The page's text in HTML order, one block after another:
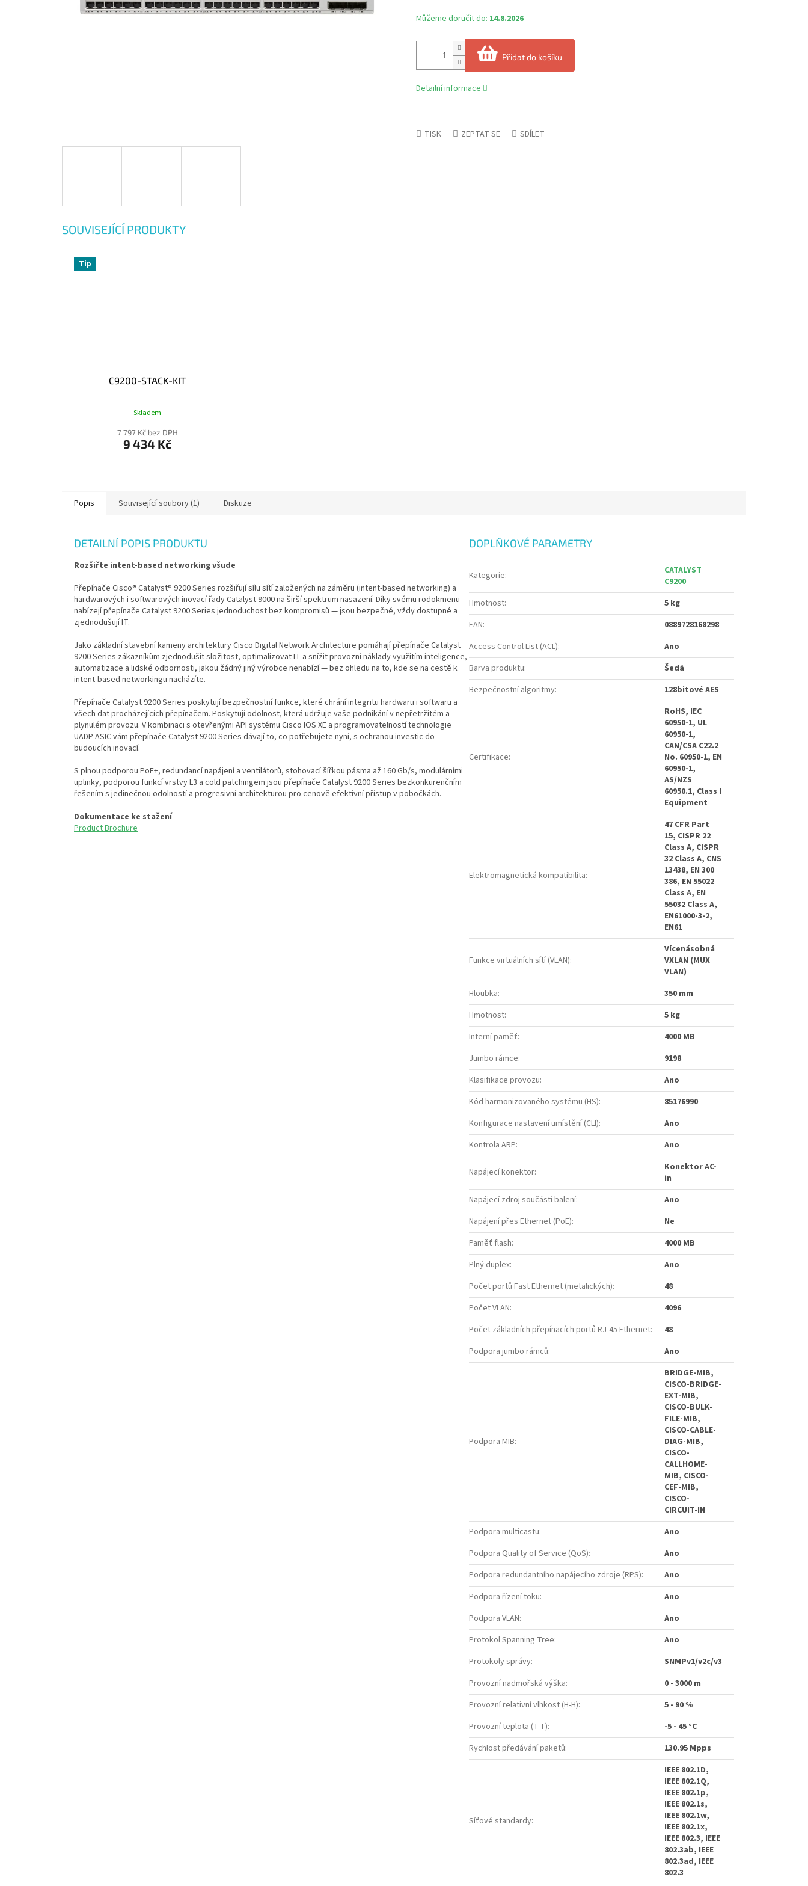
Můžeme doručit do: 14.8.2026
Přidat do košíku
Detailní informace
TISK ZEPTAT SE SDÍLET
SOUVISEJÍCÍ PRODUKTY
Tip
C9200-STACK-KIT
Skladem
7 797 Kč bez DPH
9 434 Kč
Popis Související soubory (1) Diskuze
DETAILNÍ POPIS PRODUKTU
Rozšiřte intent-based networking všude
Přepínače Cisco® Catalyst® 9200 Series rozšiřují sílu sítí založených na záměru (intent-based networking) a
hardwarových i softwarových inovací řady Catalyst 9000 na širší spektrum nasazení. Díky svému rodokmenu
nabízejí přepínače Catalyst 9200 Series jednoduchost bez kompromisů — jsou bezpečné, vždy dostupné a
zjednodušují IT.
Jako základní stavební kameny architektury Cisco Digital Network Architecture pomáhají přepínače Catalyst
9200 Series zákazníkům zjednodušit složitost, optimalizovat IT a snížit provozní náklady využitím inteligence,
automatizace a lidské odbornosti, jakou žádný jiný výrobce nenabízí — bez ohledu na to, kde se na cestě k
intent-based networkingu nacházíte.
Přepínače Catalyst 9200 Series poskytují bezpečnostní funkce, které chrání integritu hardwaru i softwaru a
všech dat procházejících přepínačem. Poskytují odolnost, která udržuje vaše podnikání v nepřetržitém a
plynulém provozu. V kombinaci s otevřenými API systému Cisco IOS XE a programovatelností technologie
UADP ASIC vám přepínače Catalyst 9200 Series dávají to, co potřebujete nyní, s ochranou investic do
budoucích inovací.
S plnou podporou PoE+, redundancí napájení a ventilátorů, stohovací šířkou pásma až 160 Gb/s, modulárními
uplinky, podporou funkcí vrstvy L3 a cold patchingem jsou přepínače Catalyst 9200 Series bezkonkurenčním
řešením s jedinečnou odolností a progresivní architekturou pro cenově efektivní přístup v pobočkách.
Dokumentace ke stažení
Product Brochure
DOPLŇKOVÉ PARAMETRY
Kategorie:
CATALYST
C9200
Hmotnost:
5 kg
EAN:
0889728168298
Access Control List (ACL):
Ano
Barva produktu:
Šedá
Bezpečnostní algoritmy: 128bitové AES
Certifikace:
RoHS, IEC
60950-1, UL
60950-1,
CAN/CSA C22.2
No. 60950-1, EN
60950-1,
AS/NZS
60950.1, Class I
Equipment
Elektromagnetická kompatibilita:
47 CFR Part
15, CISPR 22
Class A, CISPR
32 Class A, CNS
13438, EN 300
386, EN 55022
Class A, EN
55032 Class A,
EN61000-3-2,
EN61
Funkce virtuálních sítí (VLAN):
Vícenásobná
VXLAN (MUX
VLAN)
Hloubka:
350 mm
Hmotnost:
5 kg
Interní paměť:
4000 MB
Jumbo rámce:
9198
Klasifikace provozu:
Ano
Kód harmonizovaného systému (HS):
85176990
Konfigurace nastavení umístění (CLI):
Ano
Kontrola ARP: Ano
Napájecí konektor:
Konektor AC-
in
Napájecí zdroj součástí balení:
Ano
Napájení přes Ethernet (PoE):
Ne
Paměť flash:
4000 MB
Plný duplex:
Ano
Počet portů Fast Ethernet (metalických):
48
Počet VLAN:
4096
Počet základních přepínacích portů RJ-45 Ethernet:
48
Podpora jumbo rámců: Ano
Podpora MIB:
BRIDGE-MIB,
CISCO-BRIDGE-
EXT-MIB,
CISCO-BULK-
FILE-MIB,
CISCO-CABLE-
DIAG-MIB,
CISCO-
CALLHOME-
MIB, CISCO-
CEF-MIB,
CISCO-
CIRCUIT-IN
Podpora multicastu:
Ano
Podpora Quality of Service (QoS):
Ano
Podpora redundantního napájecího zdroje (RPS):
Ano
Podpora řízení toku:
Ano
Podpora VLAN:
Ano
Protokol Spanning Tree:
Ano
Protokoly správy:
SNMPv1/v2c/v3
Provozní nadmořská výška:
0 - 3000 m
Provozní relativní vlhkost (H-H):
5 - 90 %
Provozní teplota (T-T):
-5 - 45 °C
Rychlost předávání paketů: 130.95 Mpps
Síťové standardy:
IEEE 802.1D,
IEEE 802.1Q,
IEEE 802.1p,
IEEE 802.1s,
IEEE 802.1w,
IEEE 802.1x,
IEEE 802.3, IEEE
802.3ab, IEEE
802.3ad, IEEE
802.3